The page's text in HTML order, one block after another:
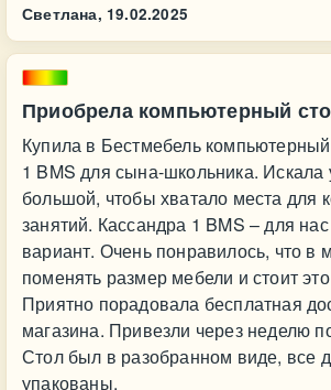
Светлана, 19.02.2025
Приобрела компьютерный
Купила в Бестмебель
1 BMS для сына-школьника. Искала
большой, чтобы хватало места для
занятий. Кассандра 1 BMS – для
вариант. Очень понравилось, что в
поменять размер мебели и стоит
Приятно порадовала бесплатная
магазина. Привезли через неделю
Стол был в разобранном виде, все
упакованы.